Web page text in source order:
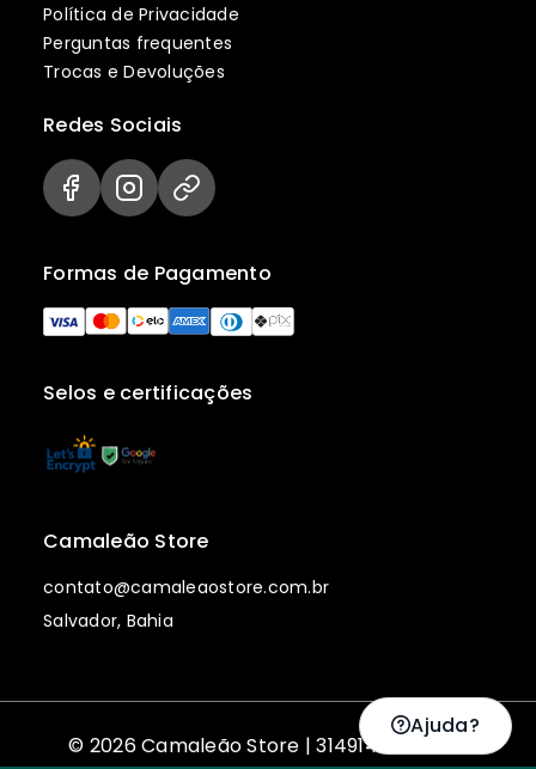
Política de Privacidade
Perguntas frequentes
Trocas e Devoluções
Selos e certificações
Formas de Pagamento
Redes Sociais
Camaleão Store
contato@camaleaostore.com.br
Salvador, Bahia
© 2026 Camaleão Store | 31491482000153
Ajuda?